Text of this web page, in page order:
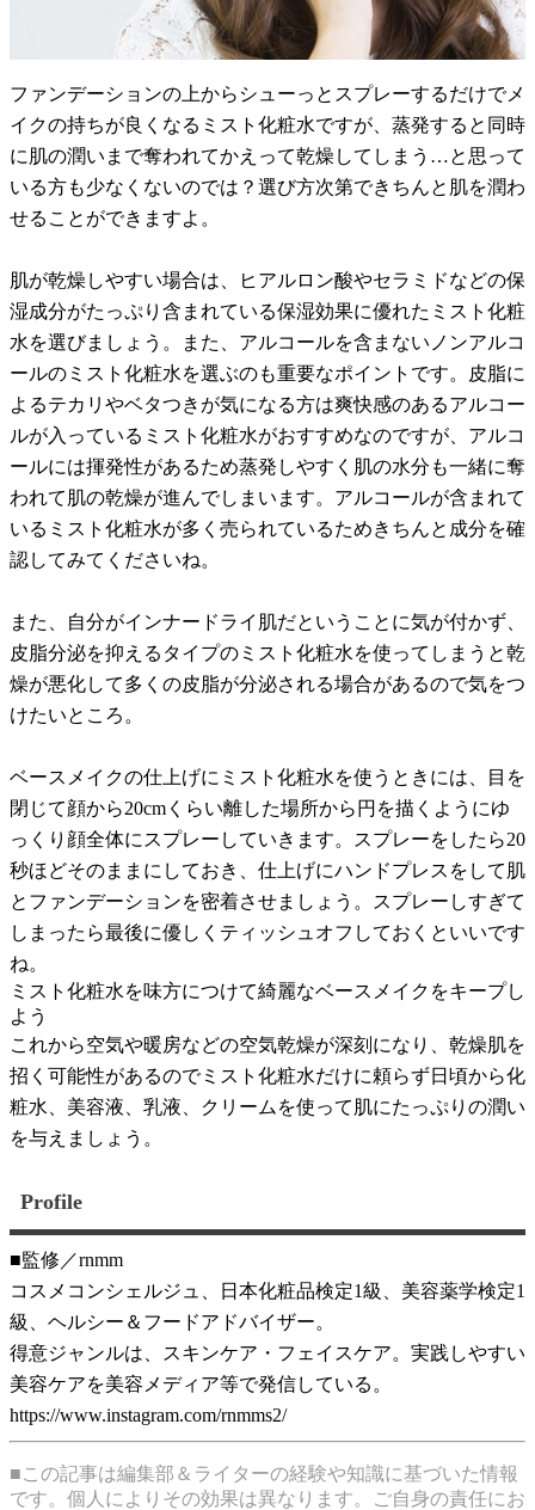
ファンデーションの上からシューっとスプレーするだけでメ
イクの持ちが良くなるミスト化粧水ですが、蒸発すると同時
に肌の潤いまで奪われてかえって乾燥してしまう…と思って
いる方も少なくないのでは？選び方次第できちんと肌を潤わ
せることができますよ。
肌が乾燥しやすい場合は、ヒアルロン酸やセラミドなどの保
湿成分がたっぷり含まれている保湿効果に優れたミスト化粧
水を選びましょう。また、アルコールを含まないノンアルコ
ールのミスト化粧水を選ぶのも重要なポイントです。皮脂に
よるテカリやベタつきが気になる方は爽快感のあるアルコー
ルが入っているミスト化粧水がおすすめなのですが、アルコ
ールには揮発性があるため蒸発しやすく肌の水分も一緒に奪
われて肌の乾燥が進んでしまいます。アルコールが含まれて
いるミスト化粧水が多く売られているためきちんと成分を確
認してみてくださいね。
また、自分がインナードライ肌だということに気が付かず、
皮脂分泌を抑えるタイプのミスト化粧水を使ってしまうと乾
燥が悪化して多くの皮脂が分泌される場合があるので気をつ
けたいところ。
ベースメイクの仕上げにミスト化粧水を使うときには、目を
閉じて顔から20cmくらい離した場所から円を描くようにゆ
っくり顔全体にスプレーしていきます。スプレーをしたら20
秒ほどそのままにしておき、仕上げにハンドプレスをして肌
とファンデーションを密着させましょう。スプレーしすぎて
しまったら最後に優しくティッシュオフしておくといいです
ね。
ミスト化粧水を味方につけて綺麗なベースメイクをキープし
よう
これから空気や暖房などの空気乾燥が深刻になり、乾燥肌を
招く可能性があるのでミスト化粧水だけに頼らず日頃から化
粧水、美容液、乳液、クリームを使って肌にたっぷりの潤い
を与えましょう。
Profile
■監修／rnmm
コスメコンシェルジュ、日本化粧品検定1級、美容薬学検定1
級、ヘルシー＆フードアドバイザー。
得意ジャンルは、スキンケア・フェイスケア。実践しやすい
美容ケアを美容メディア等で発信している。
https://www.instagram.com/rnmms2/
■この記事は編集部＆ライターの経験や知識に基づいた情報
です。個人によりその効果は異なります。ご自身の責任にお